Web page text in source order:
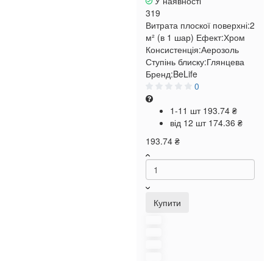
319
Витрата плоскої поверхні:2
м² (в 1 шар) Ефект:Хром
Консистенція:Аерозоль
Ступінь блиску:Глянцева
Бренд:BeLife
0
1-11 шт 193.74 ₴
від 12 шт 174.36 ₴
193.74 ₴
Купити